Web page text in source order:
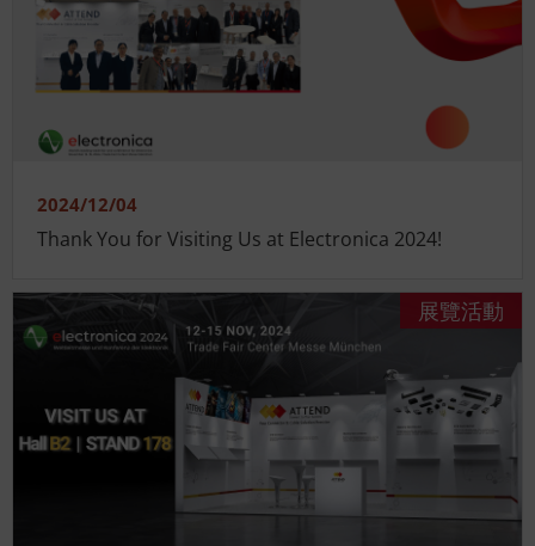
2024/12/04
Thank You for Visiting Us at Electronica 2024!
展覽活動